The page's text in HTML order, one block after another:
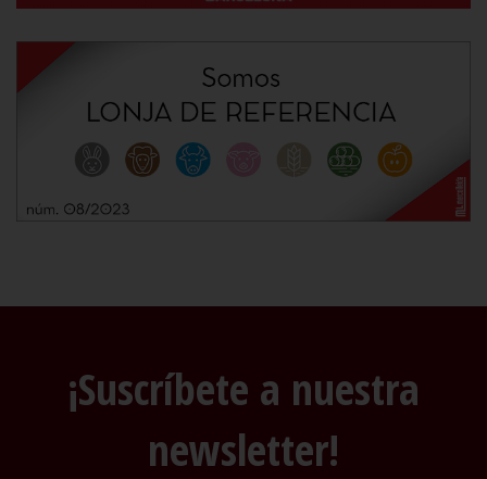
¡Suscríbete a nuestra
newsletter!